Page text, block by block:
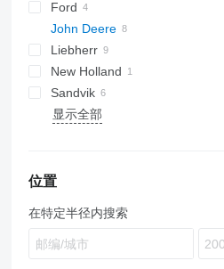
312
320
325
330
336
345
Ford
E-series
John Deere
410
Liebherr
A-series
R-series
New Holland
Sandvik
显示全部
位置
在特定半径内搜索